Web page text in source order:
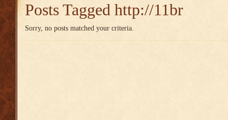
Posts Tagged http://11br
Sorry, no posts matched your criteria.